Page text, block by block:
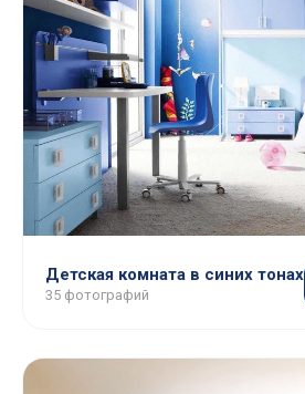
Детская комната в синих тонах
35 фотографий